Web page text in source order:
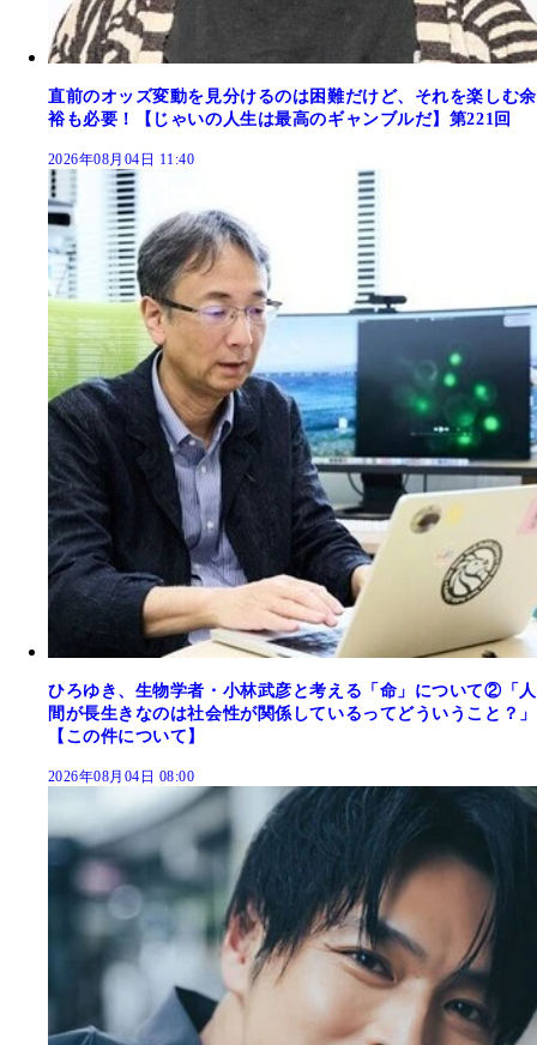
直前のオッズ変動を見分けるのは困難だけど、それを楽しむ余
裕も必要！【じゃいの人生は最高のギャンブルだ】第221回
2026年08月04日 11:40
ひろゆき、生物学者・小林武彦と考える「命」について②「人
間が長生きなのは社会性が関係しているってどういうこと？」
【この件について】
2026年08月04日 08:00